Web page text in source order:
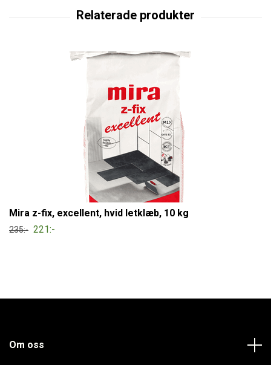
Mira z-fix, excellent, hvid letklæb, 10 kg
235:- 221:-
Om oss